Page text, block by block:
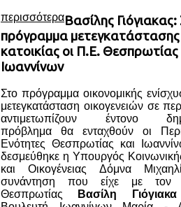
περισσότεραΒασίλης Γιόγιακας:
πρόγραμμα μετεγκατάστασης
κατοικίας οι Π.Ε. Θεσπρωτίας
Ιωαννίνων
Στο πρόγραμμα οικονομικής
μετεγκατάσταση οικογενειών σε
αντιμετωπίζουν έντονο
πρόβλημα θα ενταχθούν οι
Ενότητες Θεσπρωτίας και
δεσμεύθηκε η Υπουργός
και Οικογένειας Δόμνα
συνάντηση που είχε με τον
Θεσπρωτίας
Βασίλη Γιόγιακα